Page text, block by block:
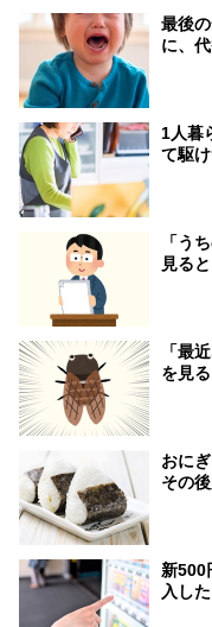
最後
に、
1人暮
て駆
「う
見る
「最
を見
おに
その
新500
入し